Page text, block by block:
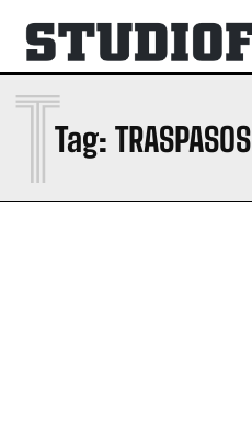
Tag: TRASPASOS
T